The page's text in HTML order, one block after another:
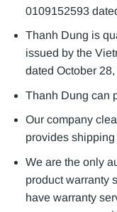
0109152593
Thanh Dung is
issued by the
dated October 28,
Thanh Dung can
Our company
provides
We are the only
product warranty
have warranty